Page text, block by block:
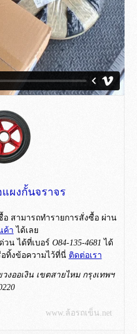
ผงกั้นจราจร
สามารถทำรายการสั่งซื้อ ผ่าน
ค้า ได้เลย
วน ได้ที่เบอร์ O84-135-4681 ได้
ทิ้งข้อความไว้ที่นี่ ติดต่อเรา
งออเงิน เขตสายไหม กรุงเทพฯ
www.ล้อรถเข็น.net